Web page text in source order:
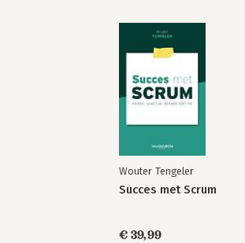
Wouter Tengeler
Succes met Scrum
€ 39,99